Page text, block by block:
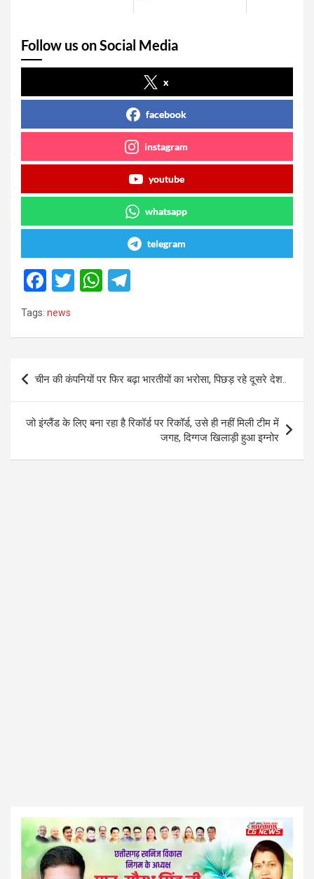
Follow us on Social Media
x
facebook
instagram
youtube
whatsapp
telegram
F
ce
o
k
T
W
A
p
a
m
Tags: news
Post
navigation
चीन की कंपनियों पर फिर बढ़ा भारतीयों का भरोसा, पिछड़ रहे दूसरे देश..
जो इंग्लैंड के लिए बना रहा है रिकॉर्ड पर रिकॉर्ड, उसे ही नहीं मिली टीम में
जगह, दिग्गज खिलाड़ी हुआ इग्नोर